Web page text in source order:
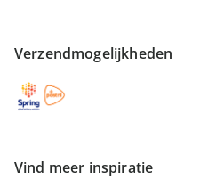
Verzendmogelijkheden
Vind meer inspiratie